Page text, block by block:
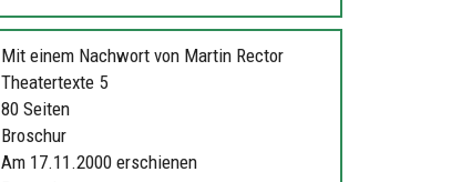
Mit einem Nachwort von Martin Rector
Theatertexte 5
80 Seiten
Broschur
Am 17.11.2000 erschienen